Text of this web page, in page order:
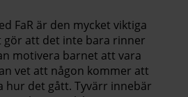
FaR är den mycket viktiga
gör att det inte bara rinner
motivera barnet att vara
vet att någon kommer att
hur det gått. Tyvärr innebär